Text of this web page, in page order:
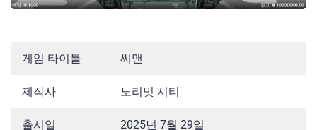
게임 타이틀 씨맨
제작사 노리밋 시티
출시일 2025년 7월 29일